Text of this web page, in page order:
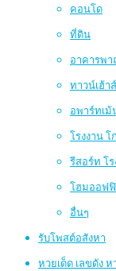
คอนโด
ที่ดิน
อาคารพ
ทาวน์เฮ้า
อพาร์ทเม้
โรงงาน
รีสอร์ท โ
โฮมออฟ
อื่นๆ
รับโพสต์อสังหา
หวยเด็ด เลขดัง